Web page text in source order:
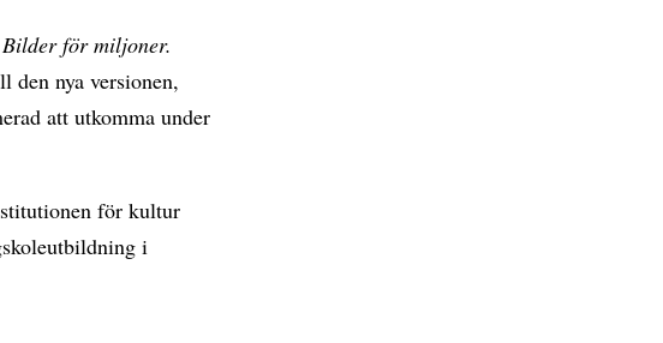
Bilder för miljoner.
den nya versionen,
att utkomma under
för kultur
i